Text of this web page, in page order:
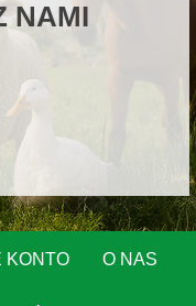
NAMI
KONTO O NAS